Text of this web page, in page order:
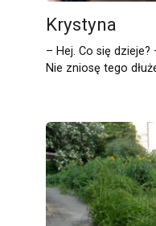
Krystyna
– Hej. Co się
Nie zniosę tego